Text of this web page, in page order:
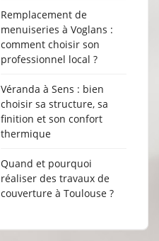
Remplacement de
menuiseries à Voglans :
comment choisir son
professionnel local ?
Véranda à Sens : bien
choisir sa structure, sa
finition et son confort
thermique
Quand et pourquoi
réaliser des travaux de
couverture à Toulouse ?